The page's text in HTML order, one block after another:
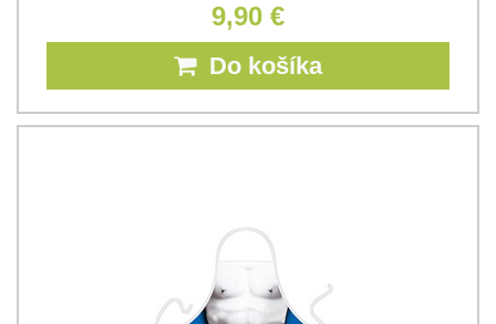
9,90 €
Do košíka